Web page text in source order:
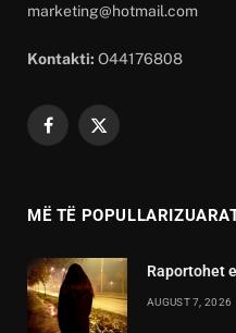
marketing@hotmail.com
Kontakti: O44176808
Facebook
X
MË TË
Raportohet
AUGUST 7, 2026